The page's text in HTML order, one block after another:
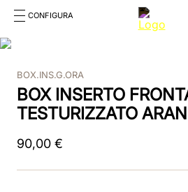
CONFIGURA
Cosa stai cercando?
1.kep cromo 2 0
2 smart nova
3.helmet
BOX.INS.G.ORA
BOX INSERTO
TESTURIZZATO
90,00 €